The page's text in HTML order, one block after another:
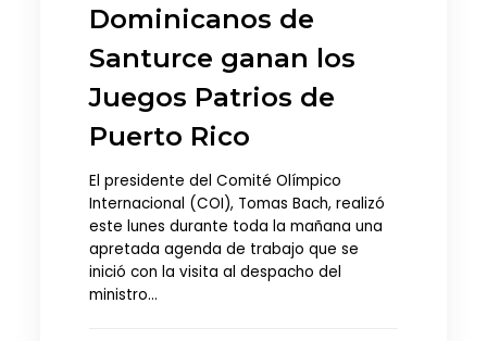
Dominicanos de
Santurce ganan los
Juegos Patrios de
Puerto Rico
El presidente del Comité Olímpico
Internacional (COI), Tomas Bach, realizó
este lunes durante toda la mañana una
apretada agenda de trabajo que se
inició con la visita al despacho del
ministro…